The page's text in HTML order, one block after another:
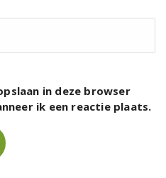
in deze browser
ik een reactie plaats.